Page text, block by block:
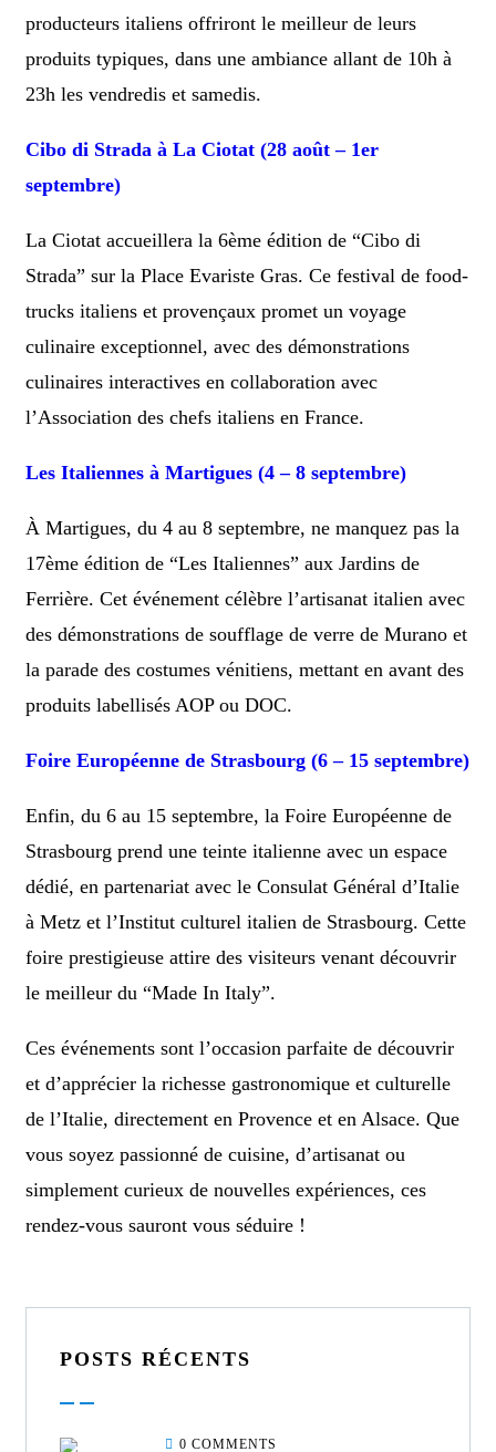
producteurs italiens offriront le meilleur de leurs
produits typiques, dans une ambiance allant de 10h à
23h les vendredis et samedis.
Cibo di Strada à La Ciotat (28 août – 1er
septembre)
La Ciotat accueillera la 6ème édition de “Cibo di
Strada” sur la Place Evariste Gras. Ce festival de food-
trucks italiens et provençaux promet un voyage
culinaire exceptionnel, avec des démonstrations
culinaires interactives en collaboration avec
l’Association des chefs italiens en France.
Les Italiennes à Martigues (4 – 8 septembre)
À Martigues, du 4 au 8 septembre, ne manquez pas la
17ème édition de “Les Italiennes” aux Jardins de
Ferrière. Cet événement célèbre l’artisanat italien avec
des démonstrations de soufflage de verre de Murano et
la parade des costumes vénitiens, mettant en avant des
produits labellisés AOP ou DOC.
Foire Européenne de Strasbourg (6 – 15 septembre)
Enfin, du 6 au 15 septembre, la Foire Européenne de
Strasbourg prend une teinte italienne avec un espace
dédié, en partenariat avec le Consulat Général d’Italie
à Metz et l’Institut culturel italien de Strasbourg. Cette
foire prestigieuse attire des visiteurs venant découvrir
le meilleur du “Made In Italy”.
Ces événements sont l’occasion parfaite de découvrir
et d’apprécier la richesse gastronomique et culturelle
de l’Italie, directement en Provence et en Alsace. Que
vous soyez passionné de cuisine, d’artisanat ou
simplement curieux de nouvelles expériences, ces
rendez-vous sauront vous séduire !
POSTS RÉCENTS
0 COMMENTS